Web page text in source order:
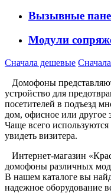
Вызывные
Модули
Сначала дешевые
Домофоны
устройство для
посетителей в подъезд
дом, офисное или другое
Чаще всего
увидеть визитера.
Интернет-магазин
домофоны различных
В нашем каталоге вы
надежное оборудование